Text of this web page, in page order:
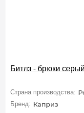
Битлз - брюки серый
Страна производства:
Бренд: Каприз